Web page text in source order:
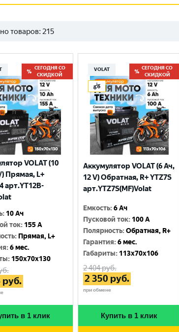
товаров: 215
СЕГОДНЯ СО
СКИДКОЙ
VOLAT (10
Прямая, L+
арт.YT12B-
: 10 Ач
ток: 155 A
: Прямая, L+
:6 мес.
: 150x70x130
руб.
в 1 клик
VOLAT
СЕГОДНЯ СО
СКИДКОЙ
Аккумулятор VOLAT (6 Ач,
12 V) Обратная, R+ YTZ7S
арт.YTZ7S(MF)Volat
Емкость:6 Ач
Пусковой ток: 100 A
Полярность:Обратная, R+
Гарантия:6 мес.
Габариты: 113x70x106
2 404руб.
2 350 руб.
при обмене
Купить в 1 клик